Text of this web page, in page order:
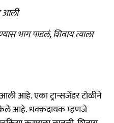
आली
भाग पाडलं, शिवाय त्याला
आहे. एका ट्रान्सजेंडर टोळीने
केले आहे. धक्कदायक म्हणजे